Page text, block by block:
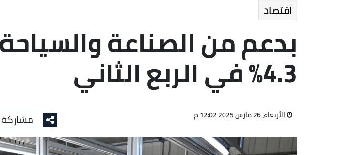
اقتصاد
بدعم من الصناعة
4.3% في الربع الثاني
الأربعاء، 26 مارس 2025 12:02 م مشاركة